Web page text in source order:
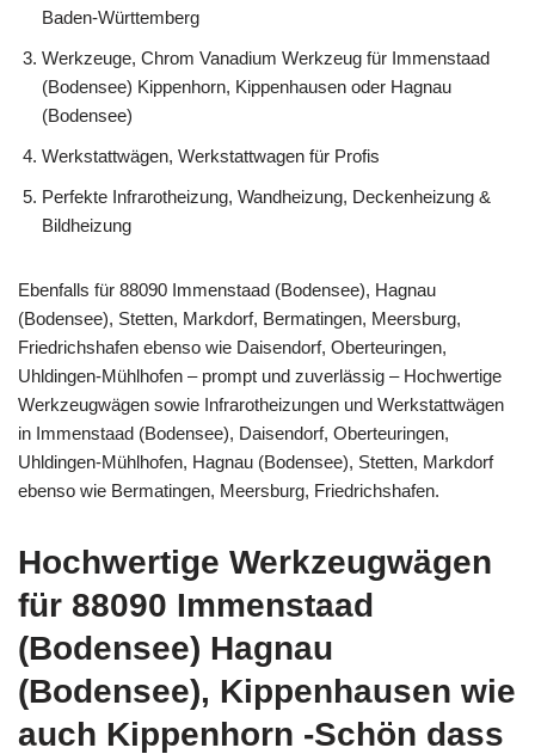
Baden-Württemberg
Werkzeuge, Chrom Vanadium Werkzeug für Immenstaad
(Bodensee) Kippenhorn, Kippenhausen oder Hagnau
(Bodensee)
Werkstattwägen, Werkstattwagen für Profis
Perfekte Infrarotheizung, Wandheizung, Deckenheizung &
Bildheizung
Ebenfalls für 88090 Immenstaad (Bodensee), Hagnau
(Bodensee), Stetten, Markdorf, Bermatingen, Meersburg,
Friedrichshafen ebenso wie Daisendorf, Oberteuringen,
Uhldingen-Mühlhofen – prompt und zuverlässig – Hochwertige
Werkzeugwägen sowie Infrarotheizungen und Werkstattwägen
in Immenstaad (Bodensee), Daisendorf, Oberteuringen,
Uhldingen-Mühlhofen, Hagnau (Bodensee), Stetten, Markdorf
ebenso wie Bermatingen, Meersburg, Friedrichshafen.
Hochwertige Werkzeugwägen
für 88090 Immenstaad
(Bodensee) Hagnau
(Bodensee), Kippenhausen wie
auch Kippenhorn -Schön dass